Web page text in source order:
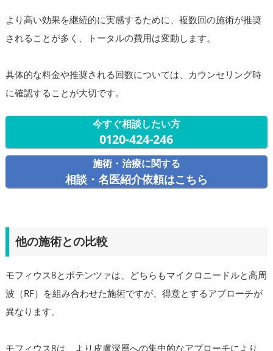
より高い効果を継続的に実感するために、複数回の施術が推奨
されることが多く、トータルの費用は変動します。
具体的な料金や推奨される回数については、カウンセリング時
に確認することが大切です。
今すぐ相談したい方
0120-424-246
施術・治療に関する
相談・名医紹介依頼はこちら
他の施術との比較
モフィウス8とポテンツァは、どちらもマイクロニードルと高周
波（RF）を組み合わせた施術ですが、得意とするアプローチが
異なります。
モフィウス8は、より皮膚深層への集中的なアプローチにより、